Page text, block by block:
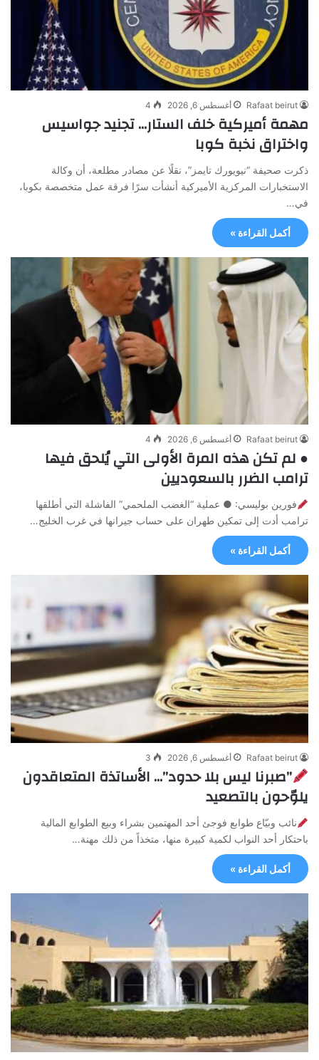
Rafaat beirut أغسطس 6, 2026 4
مهمة أميركية خلف الستار… تجنيد جواسيس
واختراق نخبة كوبا
ذكرت صحيفة “نيويورك تايمز”، نقلًا عن مصادر مطلعة، أن وكالة
الاستخبارات المركزية الأميركية أنشأت سرًا فرقة عمل متخصصة بكوبا،
في…
أكمل القراءة »
Rafaat beirut أغسطس 6, 2026 4
● لم تكن هذه المرة الأولى التي يُلحق فيها
ترامب الضرر بالسعوديين
فورين بوليسي: ● عملية “الغضب الملحمي” الفاشلة التي أطلقها
ترامب أدت إلى تمكين طهران على حساب جيرانها في غرب الخليج…
أكمل القراءة »
Rafaat beirut أغسطس 6, 2026 3
”صبرنا ليس بلا حدود”… الأساتذة المتعاقدون
يلوّحون بالتصعيد
نائب وبيّاع طوابع فوجئ أحد المهتمين بشراء وبيع الطوابع المالية
باحتكار أحد النواب لكمية كبيرة منها، متخذاً من ذلك مهنة…
أكمل القراءة »